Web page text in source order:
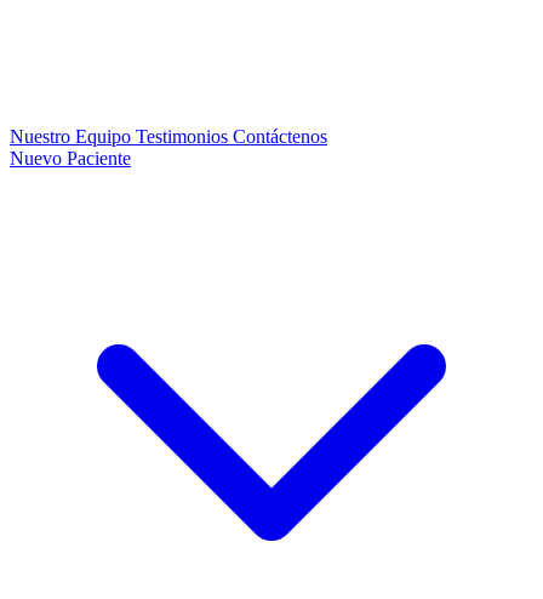
Nuestro Equipo Testimonios Contáctenos
Nuevo Paciente